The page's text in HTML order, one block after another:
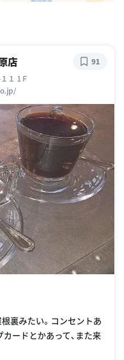
店
１ 1Ｆ
91
裏みたい。コンセントあ
ードとかあって、また来